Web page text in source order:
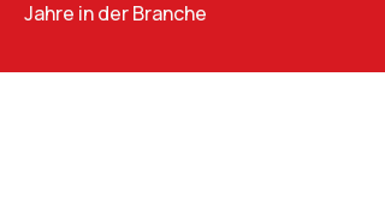
Jahre in der Branche